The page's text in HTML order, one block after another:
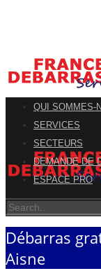
QUI SOMMES-
SERVICES
SECTEURS
DEMANDE DE
ESPACE PRO
Débarras
Aisne